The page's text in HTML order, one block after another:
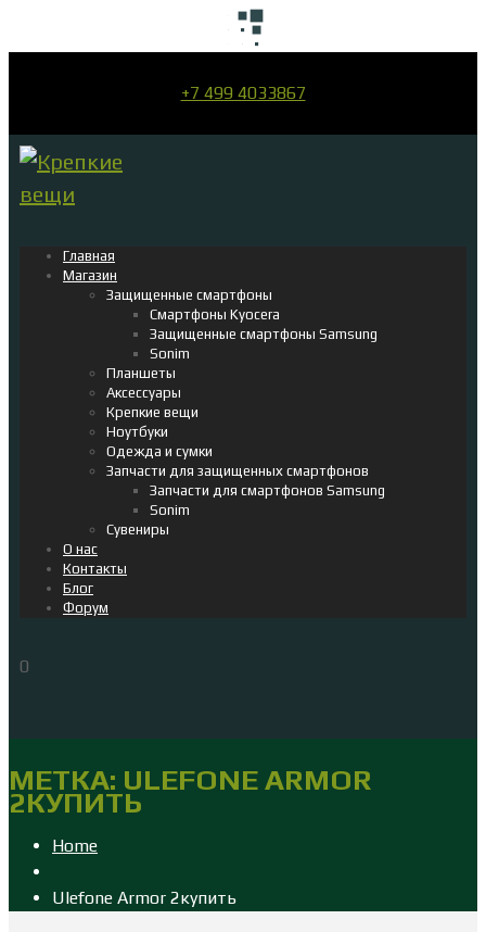
+7 499 4033867
Главная
Магазин
Защищенные смартфоны
Смартфоны Kyocera
Защищенные смартфоны Samsung
Sonim
Планшеты
Аксессуары
Крепкие вещи
Ноутбуки
Одежда и сумки
Запчасти для защищенных смартфонов
Запчасти для смартфонов Samsung
Sonim
Сувениры
О нас
Контакты
Блог
Форум
0
МЕТКА: ULEFONE ARMOR
2КУПИТЬ
Home
Ulefone Armor 2купить